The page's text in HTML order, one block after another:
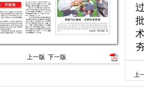
上一版 下一版
上